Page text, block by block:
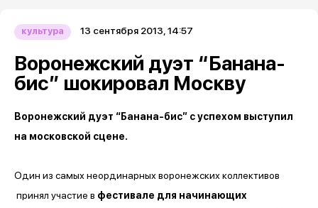
культура 13 сентября 2013, 14:57
Воронежский дуэт “Банана-
бис” шокировал Москву
Воронежский дуэт “Банана-бис” с успехом выступил
на московской сцене.
Один из самых неординарных воронежских коллективов
принял участие в фестивале для начинающих